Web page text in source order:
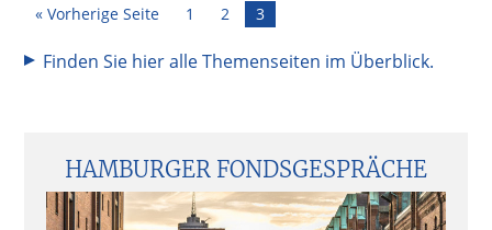
« Vorherige Seite Seite
1 Seite
2 Seite
3
Finden Sie hier alle Themenseiten im Überblick.
HAMBURGER FONDSGESPRÄCHE